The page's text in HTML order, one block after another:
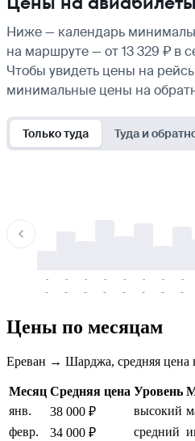
Ниже — календарь
на маршруте — от 13 329 ₽ в
Чтобы увидеть цены на
минимальные цены на
Только туда Туда и
-
-
-
-
-
-
-
-
-
-
-
-
-
-
-
-
Цены по месяцам
Ереван → Шарджа, средняя цена
Месяц Средняя цена Уровень
янв.
38 000 ₽ высокий
февр.
34 000 ₽ средний